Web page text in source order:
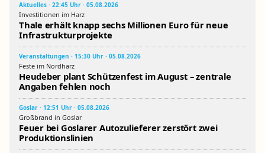
Aktuelles · 22:45 Uhr · 05.08.2026
Investitionen im Harz
Thale erhält knapp sechs Millionen Euro für neue
Infrastrukturprojekte
Veranstaltungen · 15:30 Uhr · 05.08.2026
Feste im Nordharz
Heudeber plant Schützenfest im August – zentrale
Angaben fehlen noch
Goslar · 12:51 Uhr · 05.08.2026
Großbrand in Goslar
Feuer bei Goslarer Autozulieferer zerstört zwei
Produktionslinien